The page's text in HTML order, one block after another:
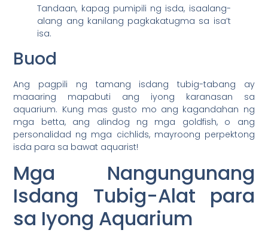
Tandaan, kapag pumipili ng isda, isaalang-
alang ang kanilang pagkakatugma sa isa’t
isa.
Buod
Ang pagpili ng tamang isdang tubig-tabang ay
maaaring mapabuti ang iyong karanasan sa
aquarium. Kung mas gusto mo ang kagandahan ng
mga betta, ang alindog ng mga goldfish, o ang
personalidad ng mga cichlids, mayroong perpektong
isda para sa bawat aquarist!
Mga Nangungunang
Isdang Tubig-Alat para
sa Iyong Aquarium